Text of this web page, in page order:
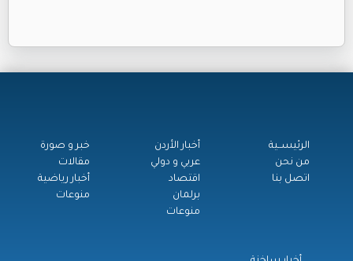
الرئيســية
من نحن
اتصل بنا
أخبار الأردن
عربي و دولي
اقتصاد
برلمان
منوعات
خبر و صورة
مقالات
أخبار رياضية
منوعات